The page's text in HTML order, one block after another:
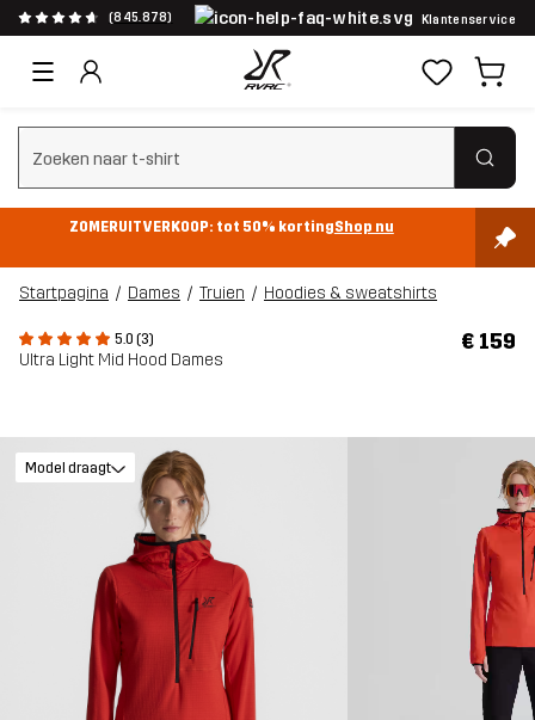
(845.878) Klantenservice
Zoeken wissen
ZOMERUITVERKOOP: tot 50% kortingShop nu
Startpagina Dames Truien Hoodies & sweatshirts
5.0 (3)
Ultra Light Mid Hood Dames
€ 159
Model draagt